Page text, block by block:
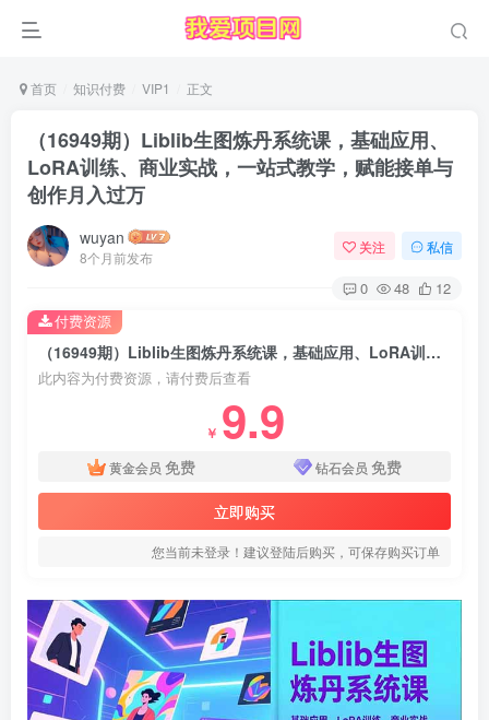
首页 知识付费 VIP1 正文
（16949期）Liblib生图炼丹系统课，基础应用、
LoRA训练、商业实战，一站式教学，赋能接单与
创作月入过万
wuyan
8个月前发布
关注 私信
0 48 12
（16949期）Liblib生图炼丹系统课，基础应用、LoRA训练、商业实战，一站式教学，赋能接单与创作月入过万
此内容为付费资源，请付费后查看
￥ 9.9
黄金会员 免费 钻石会员 免费
立即购买
您当前未登录！建议登陆后购买，可保存购买订单
付费资源